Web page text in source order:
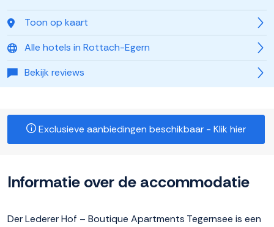
Toon op kaart
Alle hotels in Rottach-Egern
Bekijk reviews
Exclusieve aanbiedingen beschikbaar - Klik hier
Informatie over de accommodatie
Der Lederer Hof – Boutique Apartments Tegernsee is een